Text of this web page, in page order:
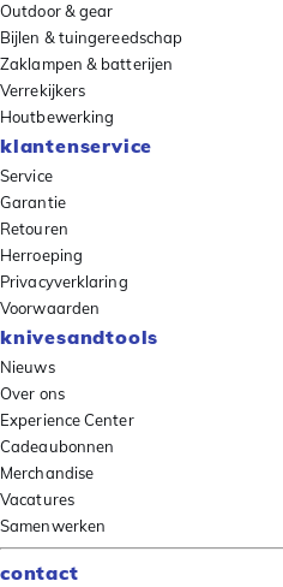
Outdoor & gear
Bijlen & tuingereedschap
Zaklampen & batterijen
Verrekijkers
Houtbewerking
klantenservice
Service
Garantie
Retouren
Herroeping
Privacyverklaring
Voorwaarden
knivesandtools
Nieuws
Over ons
Experience Center
Cadeaubonnen
Merchandise
Vacatures
Samenwerken
contact